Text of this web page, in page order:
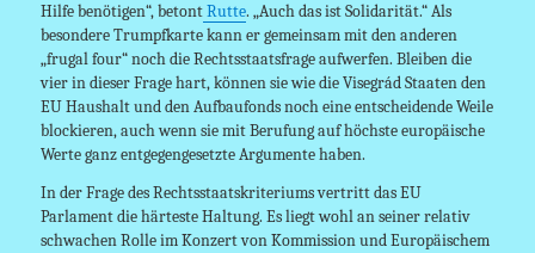
Hilfe benötigen“, betontRutte. „Auch das ist Solidarität.“ Als
besondere Trumpfkarte kann er gemeinsam mit den anderen
„frugal four“ noch die Rechtsstaatsfrage aufwerfen. Bleiben die
vier in dieser Frage hart, können sie wie die Visegrád Staaten den
EU Haushalt und den Aufbaufonds noch eine entscheidende Weile
blockieren, auch wenn sie mit Berufung auf höchste europäische
Werte ganz entgegengesetzte Argumente haben.
In der Frage des Rechtsstaatskriteriums vertritt das EU
Parlament die härteste Haltung. Es liegt wohl an seiner relativ
schwachen Rolle im Konzert von Kommission und Europäischem